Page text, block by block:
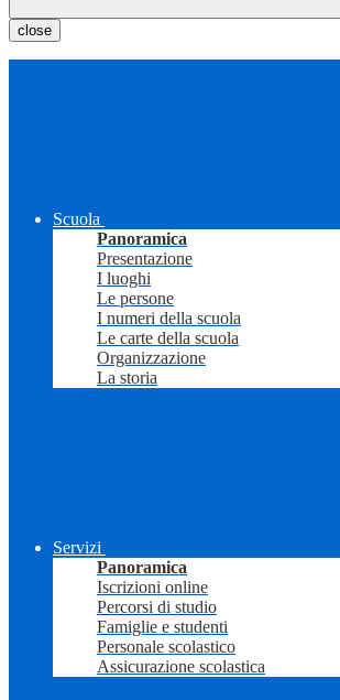
close
Scuola
Panoramica
Presentazione
I luoghi
Le persone
I numeri della scuola
Le carte della scuola
Organizzazione
La storia
Servizi
Panoramica
Iscrizioni online
Percorsi di studio
Famiglie e studenti
Personale scolastico
Assicurazione scolastica